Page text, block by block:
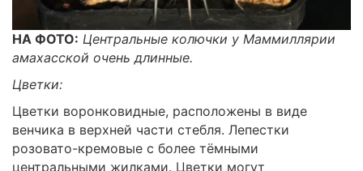
НА ФОТО: Центральные колючки у Маммиллярии
амахасской очень длинные.
Цветки:
Цветки воронковидные, расположены в виде
венчика в верхней части стебля. Лепестки
розовато-кремовые с более тёмными
центральными жилками. Цветки могут